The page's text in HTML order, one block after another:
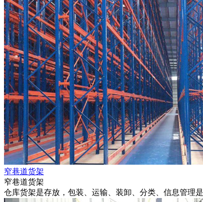
窄巷道货架
窄巷道货架
仓库货架是存放，包装、运输、装卸、分类、信息管理